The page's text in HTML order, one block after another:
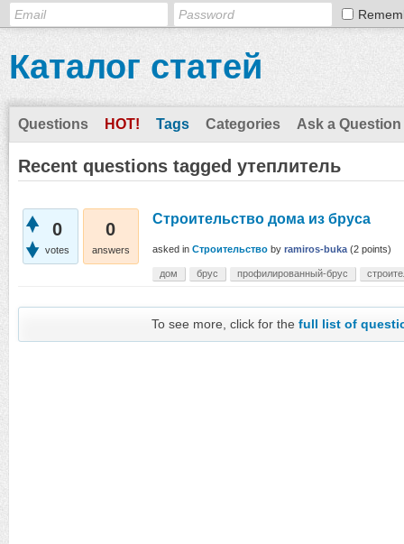
Каталог статей
Questions HOT! Tags Categories Ask a Question
Recent questions tagged утеплитель
0
votes
0
answers
Строительство дома из бруса
asked in Строительство by ramiros-buka (2 points)
дом брус профилированный-брус
To see more, click for thefull list of